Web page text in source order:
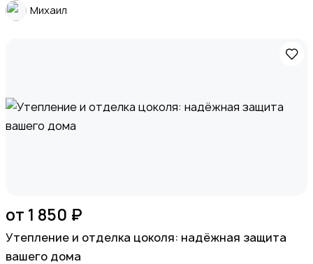
Михаил
от 1 850 ₽
Утепление и отделка цоколя: надёжная защита
вашего дома